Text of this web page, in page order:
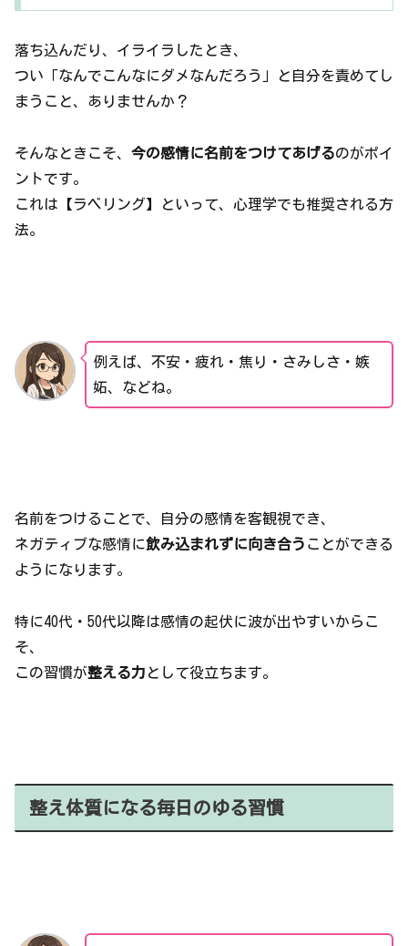
落ち込んだり、イライラしたとき、
つい「なんでこんなにダメなんだろう」と自分を責めてし
まうこと、ありませんか？
そんなときこそ、 今の感情に名前をつけてあげるのがポイ
ントです。
これは【ラベリング】といって、心理学でも推奨される方
法。
例えば、不安・疲れ・焦り・さみしさ・嫉
妬、などね。
名前をつけることで、自分の感情を客観視でき、
ネガティブな感情に飲み込まれずに向き合う ことができる
ようになります。
特に40代・50代以降は感情の起伏に波が出やすいからこ
そ、
この習慣が整える力 として役立ちます。
整え体質になる毎日のゆる習慣